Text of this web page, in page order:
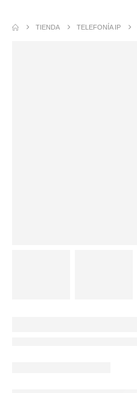
TIENDA TELEFONÍA IP